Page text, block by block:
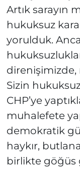
Artık sarayın
hukuksuz
yorulduk.
Sizin hukuksuz
CHP’ye
muhalefete
demokratik
haykır,
birlikte göğüs